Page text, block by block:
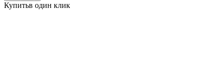
Купитьв один клик